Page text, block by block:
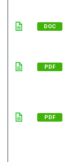
DOC
PDF
PDF